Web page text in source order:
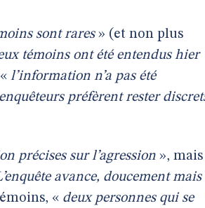
sont rares» (et non plus
témoins ont été entendus hier
l’information n’a pas été
préfèrent rester
précises sur l’agression », mais
avance, doucement mais
« deux personnes qui se